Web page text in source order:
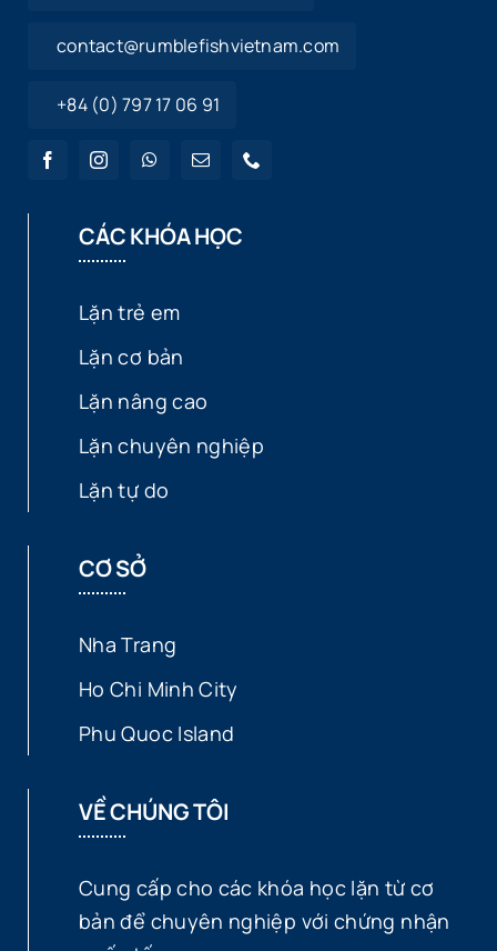
contact@rumblefishvietnam.com
+84 (0) 797 17 06 91
CÁC KHÓA HỌC
Lặn trẻ em
Lặn cơ bản
Lặn nâng cao
Lặn chuyên nghiệp
Lặn tự do
CƠ SỞ
Nha Trang
Ho Chi Minh City
Phu Quoc Island
VỀ CHÚNG TÔI
Cung cấp cho các khóa học lặn từ cơ
bản để chuyên nghiệp với chứng nhận